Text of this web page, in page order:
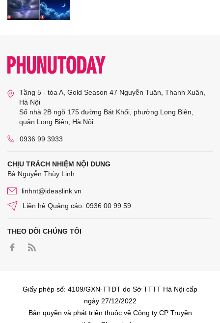
Tầng 5 - tòa A, Gold Season 47 Nguyễn Tuân, Thanh Xuân,
Hà Nội
Số nhà 2B ngõ 175 đường Bát Khối, phường Long Biên,
quận Long Biên, Hà Nội
0936 99 3933
CHỊU TRÁCH NHIỆM NỘI DUNG
Bà Nguyễn Thùy Linh
linhnt@ideaslink.vn
Liên hệ Quảng cáo: 0936 00 99 59
THEO DÕI CHÚNG TÔI
Giấy phép số: 4109/GXN-TTĐT do Sở TTTT Hà Nội cấp
ngày 27/12/2022
Bản quyền và phát triển thuộc về Công ty CP Truyền